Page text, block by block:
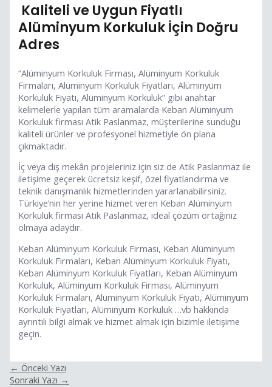
Kaliteli ve Uygun Fiyatlı
Alüminyum Korkuluk İçin Doğru
Adres
“Alüminyum Korkuluk Firması, Alüminyum Korkuluk
Firmaları, Alüminyum Korkuluk Fiyatları, Alüminyum
Korkuluk Fiyatı, Alüminyum Korkuluk” gibi anahtar
kelimelerle yapılan tüm aramalarda Keban Alüminyum
Korkuluk firması Atik Paslanmaz, müşterilerine sunduğu
kaliteli ürünler ve profesyonel hizmetiyle ön plana
çıkmaktadır.
İç veya dış mekân projeleriniz için siz de Atik Paslanmaz ile
iletişime geçerek ücretsiz keşif, özel fiyatlandırma ve
teknik danışmanlık hizmetlerinden yararlanabilirsiniz.
Türkiye’nin her yerine hizmet veren Keban Alüminyum
Korkuluk firması Atik Paslanmaz, ideal çözüm ortağınız
olmaya adaydır.
Keban Alüminyum Korkuluk Firması, Keban Alüminyum
Korkuluk Firmaları, Keban Alüminyum Korkuluk Fiyatı,
Keban Alüminyum Korkuluk Fiyatları, Keban Alüminyum
Korkuluk, Alüminyum Korkuluk Firması, Alüminyum
Korkuluk Firmaları, Alüminyum Korkuluk Fiyatı, Alüminyum
Korkuluk Fiyatları, Alüminyum Korkuluk …vb hakkında
ayrıntılı bilgi almak ve hizmet almak için bizimle iletişime
geçin.
← Önceki Yazı
Sonraki Yazı →